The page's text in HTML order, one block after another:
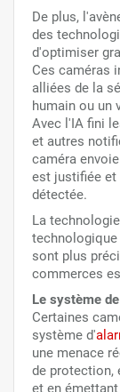
De plus,
des
d'optimiser
Ces caméras
alliées de la
humain ou un
Avec l'IA fini
et autres
caméra
est justifiée et
détectée.
La
sont plus
commerces
Le système
Certaines
système d'
une menace
de protection,
et en